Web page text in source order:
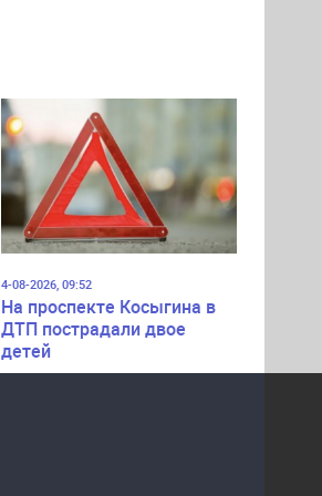
4-08-2026, 09:52
На проспекте Косыгина в
ДТП пострадали двое
детей